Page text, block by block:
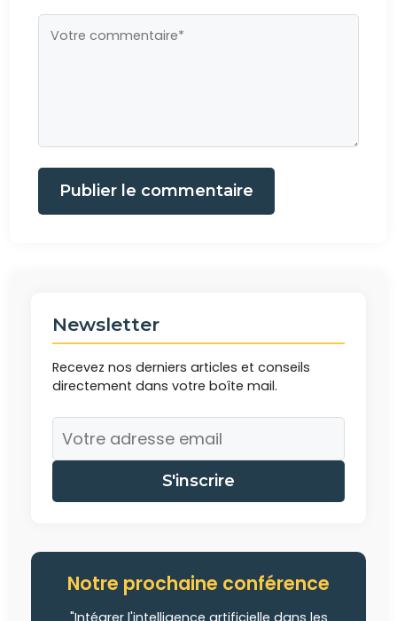
Publier le commentaire
Newsletter
Recevez nos derniers articles et conseils
directement dans votre boîte mail.
S'inscrire
Notre prochaine conférence
"Intégrer l'intelligence artificielle dans les